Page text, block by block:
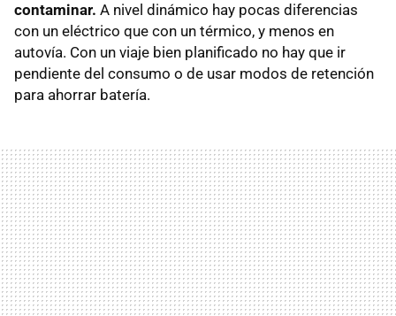
contaminar. A nivel dinámico hay pocas diferencias
con un eléctrico que con un térmico, y menos en
autovía. Con un viaje bien planificado no hay que ir
pendiente del consumo o de usar modos de retención
para ahorrar batería.